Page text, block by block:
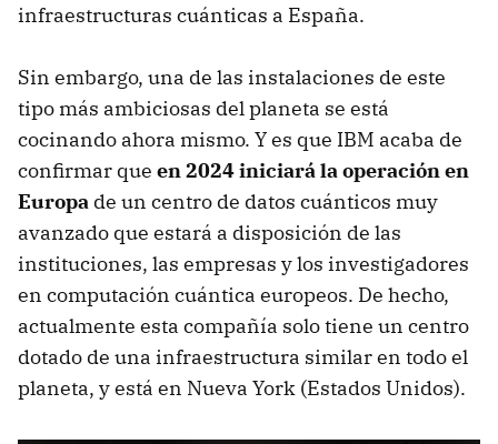
infraestructuras cuánticas a España.
Sin embargo, una de las instalaciones de este
tipo más ambiciosas del planeta se está
cocinando ahora mismo. Y es que IBM acaba de
confirmar que en 2024 iniciará la operación en
Europa de un centro de datos cuánticos muy
avanzado que estará a disposición de las
instituciones, las empresas y los investigadores
en computación cuántica europeos. De hecho,
actualmente esta compañía solo tiene un centro
dotado de una infraestructura similar en todo el
planeta, y está en Nueva York (Estados Unidos).